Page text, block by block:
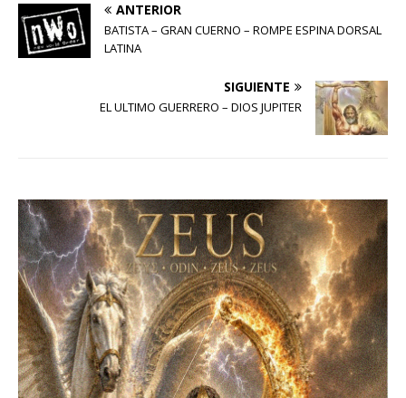
ANTERIOR
BATISTA – GRAN CUERNO – ROMPE ESPINA DORSAL
LATINA
SIGUIENTE
EL ULTIMO GUERRERO – DIOS JUPITER